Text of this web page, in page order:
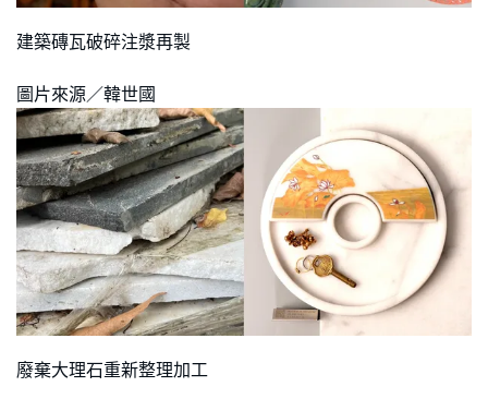
建築磚瓦破碎注漿再製
圖片來源／韓世國
廢棄大理石重新整理加工